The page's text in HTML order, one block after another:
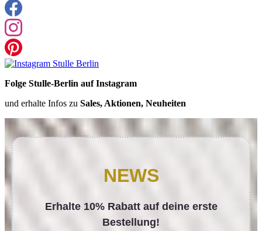
Folge Stulle-Berlin auf Instagram
und erhalte Infos zu Sales, Aktionen, Neuheiten
NEWS
Erhalte 10% Rabatt auf deine erste
Bestellung!